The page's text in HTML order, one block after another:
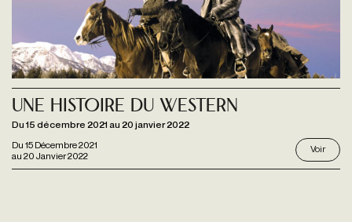
Du 15 Décembre 2021
au 20 Janvier 2022
Une histoire du western
Du 15 décembre 2021 au 20 janvier 2022
Voir